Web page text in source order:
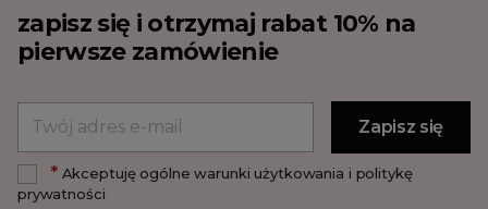
zapisz się i otrzymaj rabat 10% na
pierwsze zamówienie
*Akceptuję ogólne warunki użytkowania i politykę
prywatności